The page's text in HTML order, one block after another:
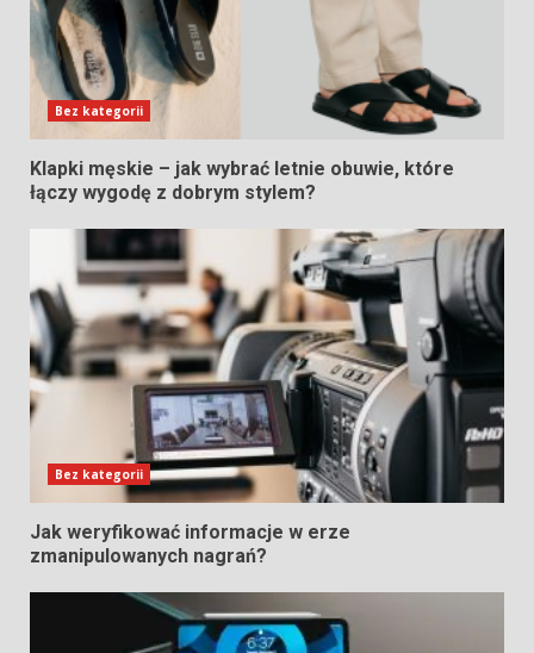
Bez kategorii
Klapki męskie – jak wybrać letnie obuwie, które
łączy wygodę z dobrym stylem?
Bez kategorii
Jak weryfikować informacje w erze
zmanipulowanych nagrań?